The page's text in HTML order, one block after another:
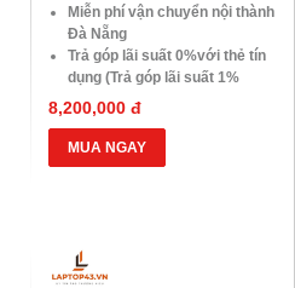
Miễn phí vận chuyển nội thành
Đà Nẵng
Trả góp lãi suất 0%với thẻ tín
dụng (Trả góp lãi suất 1%
HDsaison - chỉ cần CMND
BLX hoặc hộ khẩu gốc )
Giảm 20%khi nâng cấp Ram-
SSD
Giá 500.000đ
8,200,000 đ
MUA NGAY